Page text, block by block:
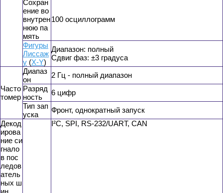
Сохран
ение во
внутрен
нюю па
мять
100 осциллограмм
Фигуры
Лиссаж
у (X-Y)
Диапазон: полный
Сдвиг фаз: ±3 градуса
Часто
томер
Диапаз
он
2 Гц - полный диапазон
Разряд
ность
6 цифр
Тип зап
уска
Фронт, однократный запуск
Декод
ирова
ние си
гнало
в пос
ледов
атель
ных ш
ин
I²C, SPI, RS-232/UART, CAN